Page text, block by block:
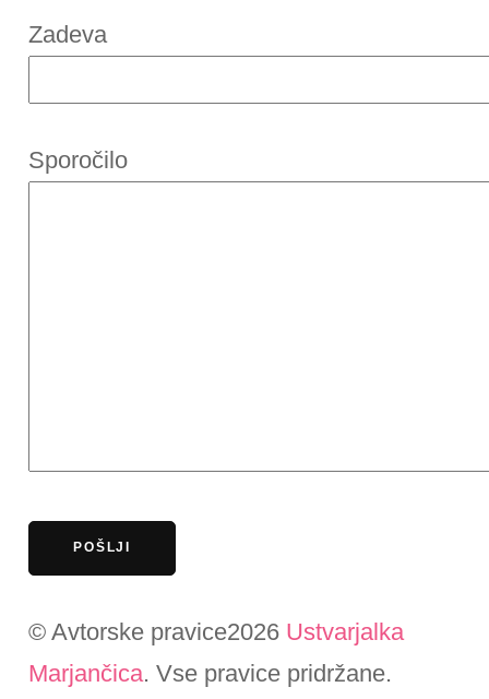
Zadeva
Sporočilo
© Avtorske pravice2026 Ustvarjalka
Marjančica. Vse pravice pridržane.